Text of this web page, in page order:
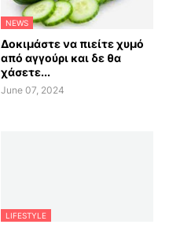
NEWS
Δοκιμάστε να πιείτε χυμό
από αγγούρι και δε θα
χάσετε...
June 07, 2024
LIFESTYLE